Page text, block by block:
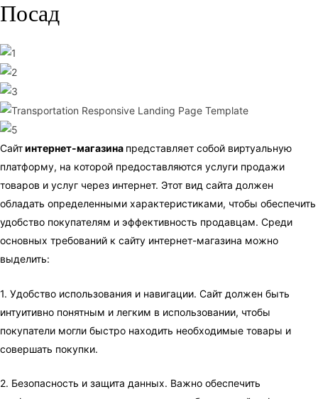
Посад
Сайтинтернет-магазина представляет собой виртуальную
платформу, на которой предоставляются услуги продажи
товаров и услуг через интернет. Этот вид сайта должен
обладать определенными характеристиками, чтобы обеспечить
удобство покупателям и эффективность продавцам. Среди
основных требований к сайту интернет-магазина можно
выделить:
1. Удобство использования и навигации. Сайт должен быть
интуитивно понятным и легким в использовании, чтобы
покупатели могли быстро находить необходимые товары и
совершать покупки.
2. Безопасность и защита данных. Важно обеспечить